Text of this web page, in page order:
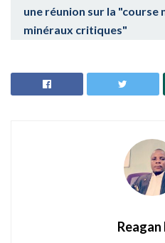
une réunion sur la "course
minéraux critiques"